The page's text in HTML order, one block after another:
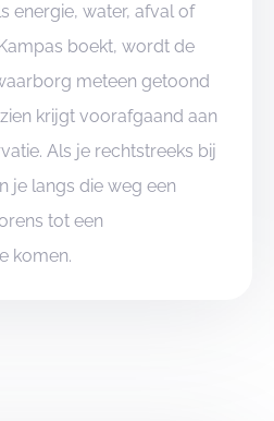
energie, water, afval of
boekt, wordt de
meteen getoond
krijgt voorafgaand aan
Als je rechtstreeks bij
je langs die weg een
tot een
komen.